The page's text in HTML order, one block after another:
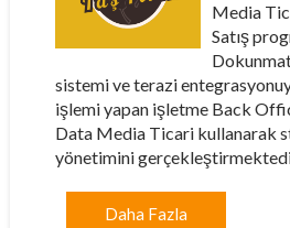
Media
Satış
sistemi ve terazi
işlemi yapan işletme Back
Data Media Ticari kullanarak
yönetimini
Daha Fazla